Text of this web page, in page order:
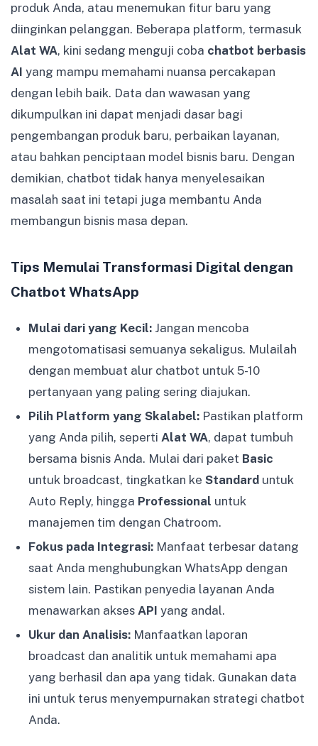
produk Anda, atau menemukan fitur baru yang
diinginkan pelanggan. Beberapa platform, termasuk
Alat WA, kini sedang menguji coba chatbot berbasis
AI yang mampu memahami nuansa percakapan
dengan lebih baik. Data dan wawasan yang
dikumpulkan ini dapat menjadi dasar bagi
pengembangan produk baru, perbaikan layanan,
atau bahkan penciptaan model bisnis baru. Dengan
demikian, chatbot tidak hanya menyelesaikan
masalah saat ini tetapi juga membantu Anda
membangun bisnis masa depan.
Tips Memulai Transformasi Digital dengan
Chatbot WhatsApp
Mulai dari yang Kecil: Jangan mencoba
mengotomatisasi semuanya sekaligus. Mulailah
dengan membuat alur chatbot untuk 5-10
pertanyaan yang paling sering diajukan.
Pilih Platform yang Skalabel: Pastikan platform
yang Anda pilih, seperti Alat WA, dapat tumbuh
bersama bisnis Anda. Mulai dari paket Basic
untuk broadcast, tingkatkan keStandard untuk
Auto Reply, hingga Professional untuk
manajemen tim dengan Chatroom.
Fokus pada Integrasi: Manfaat terbesar datang
saat Anda menghubungkan WhatsApp dengan
sistem lain. Pastikan penyedia layanan Anda
menawarkan akses API yang andal.
Ukur dan Analisis: Manfaatkan laporan
broadcast dan analitik untuk memahami apa
yang berhasil dan apa yang tidak. Gunakan data
ini untuk terus menyempurnakan strategi chatbot
Anda.